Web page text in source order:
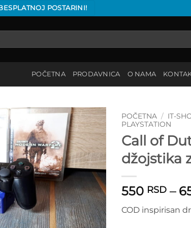
POSTARINI!
POČETNA PRODAVNICA O NAMA
Add to
wishlist
POČETNA / IT-
PLAYSTATION
Call of
džojstika
550 RSD –
COD inspirisan